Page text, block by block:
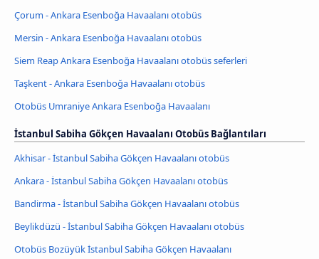
Çorum - Ankara Esenboğa Havaalanı otobüs
Mersin - Ankara Esenboğa Havaalanı otobüs
Siem Reap Ankara Esenboğa Havaalanı otobüs seferleri
Taşkent - Ankara Esenboğa Havaalanı otobüs
Otobüs Umraniye Ankara Esenboğa Havaalanı
İstanbul Sabiha Gökçen Havaalanı Otobüs Bağlantıları
Akhisar - İstanbul Sabiha Gökçen Havaalanı otobüs
Ankara - İstanbul Sabiha Gökçen Havaalanı otobüs
Bandirma - İstanbul Sabiha Gökçen Havaalanı otobüs
Beylikdüzü - İstanbul Sabiha Gökçen Havaalanı otobüs
Otobüs Bozüyük İstanbul Sabiha Gökçen Havaalanı